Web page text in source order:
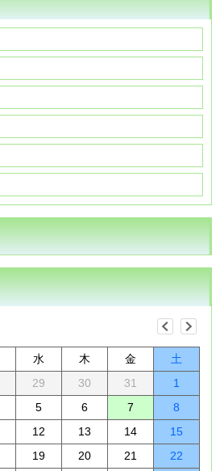
水 木 金
土
29 30 31
1
5 6 7
8
12 13 14
15
19 20 21
22